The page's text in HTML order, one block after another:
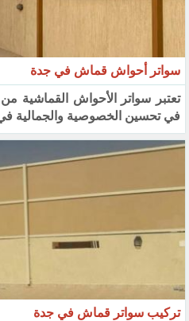
سواتر أحواش قماش في جدة
تعتبر سواتر الأحواش القماشية
في تحسين الخصوصية والجمالية في
تركيب سواتر قماش في جدة